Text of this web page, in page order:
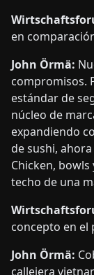
en
John Örmä:
compromisos.
estándar de
núcleo de
expandiendo
de sushi,
Chicken,
techo de una
concepto en el
John Örmä:
callejera